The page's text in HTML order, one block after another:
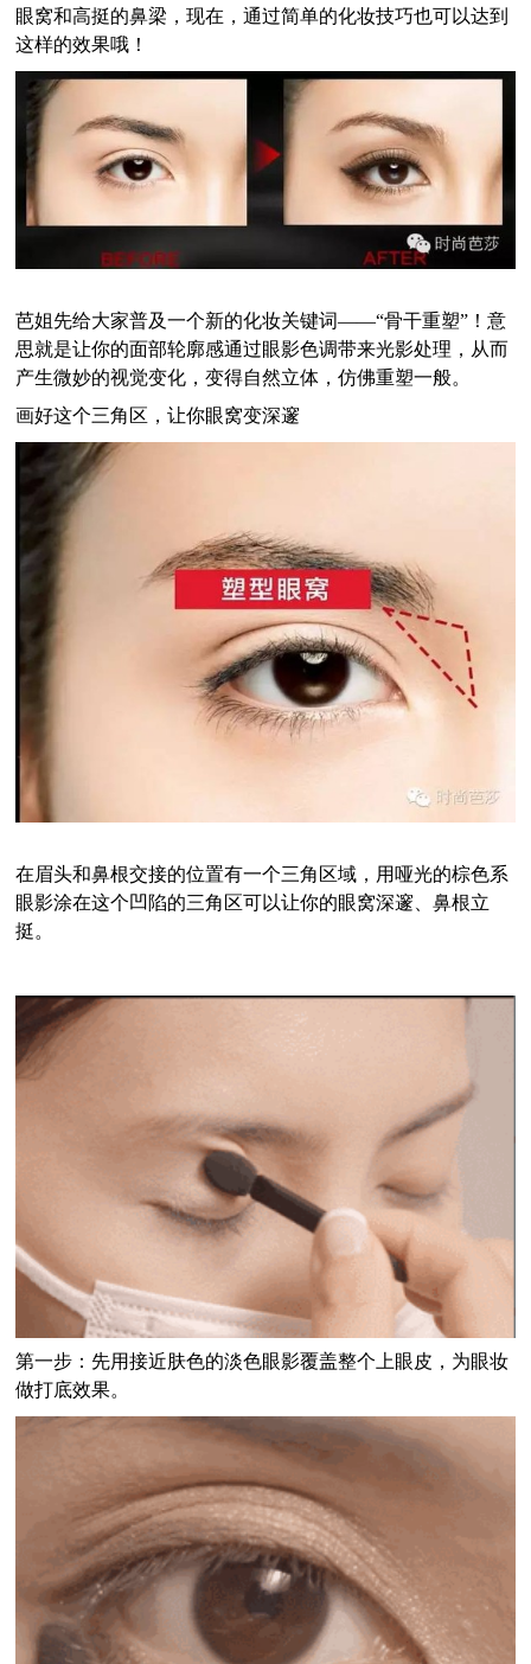
眼窝和高挺的鼻梁，现在，通过简单的化妆技巧也可以达到
这样的效果哦！
芭姐先给大家普及一个新的化妆关键词——“骨干重塑” ！意
思就是让你的面部轮廓感通过眼影色调带来光影处理，从而
产生微妙的视觉变化，变得自然立体，仿佛重塑一般。
画好这个三角区，让你眼窝变深邃
在眉头和鼻根交接的位置有一个三角区域， 用哑光的棕色系
眼影涂在这个凹陷的三角区可以让你的眼窝深邃、鼻根立
挺。
第一步： 先用接近肤色的淡色眼影覆盖整个上眼皮，为眼妆
做打底效果。